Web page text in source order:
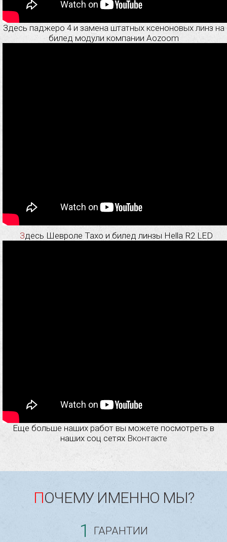
Здесь паджеро 4 и замена штатных ксеноновых линз на
билед модули компании Aozoom
Здесь Шевроле Тахо и билед линзы Hella R2 LED
Еще больше наших работ вы можете посмотреть в
наших соц сетях Вконтакте
ПОЧЕМУ ИМЕННО МЫ?
1 ГАРАНТИИ